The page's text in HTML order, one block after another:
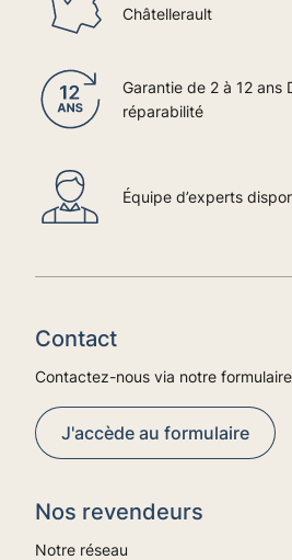
Châtellerault
Garantie de 2 à 12 ans
réparabilité
Équipe d’experts
Contact
Contactez-nous via notre
J'accède au formulaire
Nos revendeurs
Notre réseau